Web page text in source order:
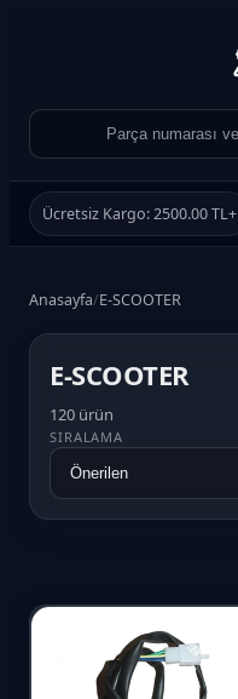
Ücretsiz Kargo: 2500.00 TL+
Anasayfa/E-SCOOTER
E-SCOOTER
120 ürün
SIRALAMA